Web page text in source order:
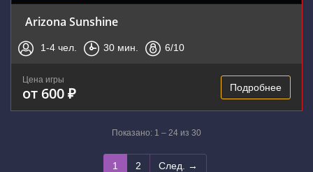
Arizona Sunshine
1-4 чел. 30 мин. 6/10
Цена игры
от 600 ₽ Подробнее
Показано: 1 – 24 из 30
1 2 След. →